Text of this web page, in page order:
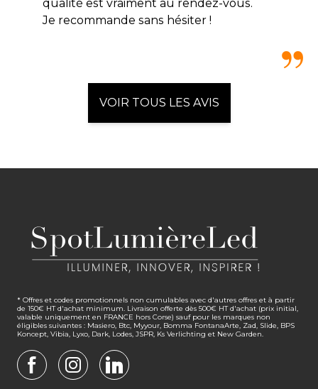
qualité est vraiment au rendez-vous.
Je recommande sans hésiter !
VOIR TOUS LES AVIS
* Offres et codes promotionnels non cumulables avec d'autres offres et à partir
de 150€ HT d'achat minimum. Livraison offerte dès 500€ HT d'achat (prix initial,
valable uniquement en FRANCE hors Corse) sauf pour les marques non
éligibles suivantes : Masiero, Btc, Myyour, Bomma FontanaArte, Zad, Slide, BPS
Koncept, Vibia, Lyxo, Dark, Lodes, JSPR, Ks Verlichting et New Garden.